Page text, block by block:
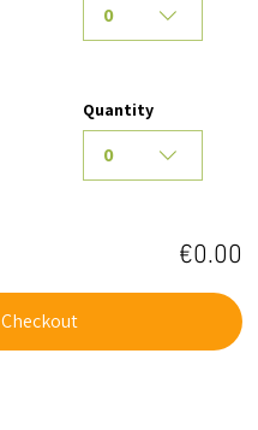
0
Quantity
0
€0.00
Checkout